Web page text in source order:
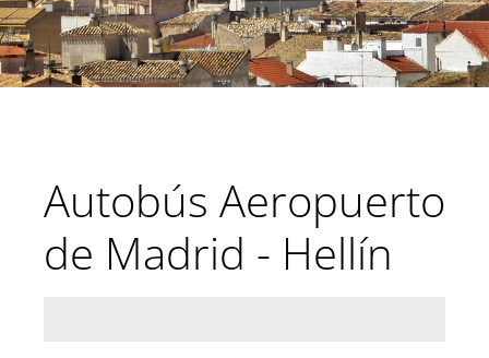
Autobús Aeropuerto
de Madrid - Hellín